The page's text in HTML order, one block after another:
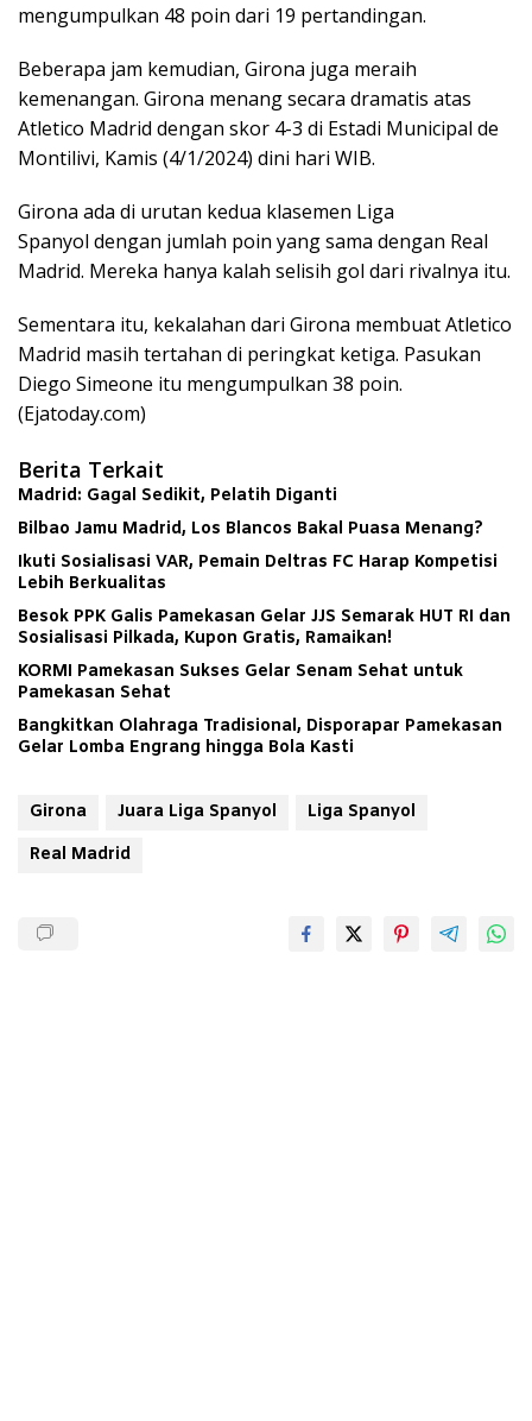
mengumpulkan 48 poin dari 19 pertandingan.
Beberapa jam kemudian, Girona juga meraih
kemenangan. Girona menang secara dramatis atas
Atletico Madrid dengan skor 4-3 di Estadi Municipal de
Montilivi, Kamis (4/1/2024) dini hari WIB.
Girona ada di urutan kedua klasemen Liga
Spanyol dengan jumlah poin yang sama dengan Real
Madrid. Mereka hanya kalah selisih gol dari rivalnya itu.
Sementara itu, kekalahan dari Girona membuat Atletico
Madrid masih tertahan di peringkat ketiga. Pasukan
Diego Simeone itu mengumpulkan 38 poin.
(Ejatoday.com)
Berita Terkait
Madrid: Gagal Sedikit, Pelatih Diganti
Bilbao Jamu Madrid, Los Blancos Bakal Puasa Menang?
Ikuti Sosialisasi VAR, Pemain Deltras FC Harap Kompetisi
Lebih Berkualitas
Besok PPK Galis Pamekasan Gelar JJS Semarak HUT RI dan
Sosialisasi Pilkada, Kupon Gratis, Ramaikan!
KORMI Pamekasan Sukses Gelar Senam Sehat untuk
Pamekasan Sehat
Bangkitkan Olahraga Tradisional, Disporapar Pamekasan
Gelar Lomba Engrang hingga Bola Kasti
Girona Juara Liga Spanyol
Liga Spanyol
Real Madrid